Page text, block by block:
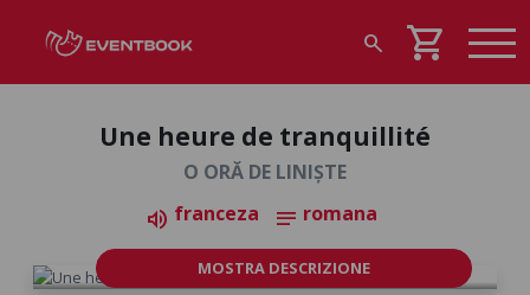
search shopping_cart
Une heure de tranquillité
O ORĂ DE LINIȘTE
volume_up franceza notes romana
MOSTRA DESCRIZIONE